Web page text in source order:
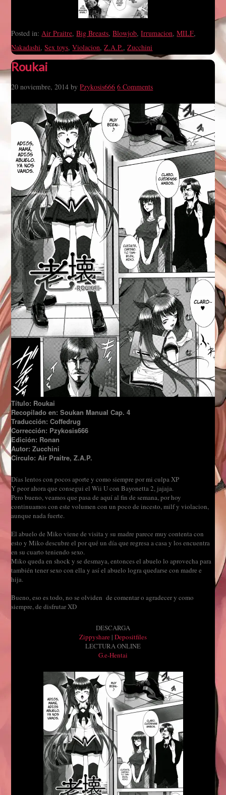
Posted in:Air Praitre,Big Breasts,Blowjob,Irrumacion,MILF,
Nakadashi,Sex toys,Violacion,Z.A.P.,Zucchini
Roukai
20 noviembre, 2014 byPzykosis666 6 Comments
Título: Roukai
Recopilado en: Soukan Manual Cap. 4
Traducción: Coffedrug
Corrección: Pzykosis666
Edición: Ronan
Autor: Zucchini
Circulo: Air Praitre, Z.A.P.
Días lentos con pocos aporte y como siempre por mi culpa XP
Y peor ahora que consegui el Wii U con Bayonetta 2, jajaja.
Pero bueno, veamos que pasa de aquí al fin de semana, por hoy
continuamos con este volumen con un poco de incesto, milf y violacion,
aunque nada fuerte.
El abuelo de Miko viene de visita y su madre parece muy contenta con
esto y Miko descubre el por qué un día que regresa a casa y los encuentra
en su cuarto teniendo sexo.
Miko queda en shock y se desmaya, entonces el abuelo lo aprovecha para
también tener sexo con ella y así el abuelo logra quedarse con madre e
hija.
Bueno, eso es todo, no se olviden de comentar o agradecer y como
siempre, de disfrutar XD
DESCARGA
Zippyshare | Depositfiles
LECTURA ONLINE
G.e-Hentai